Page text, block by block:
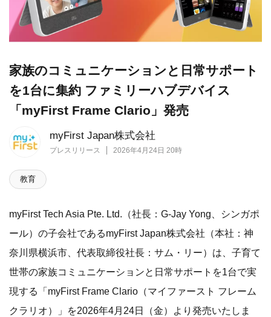
myFirst Japan株式会社
プレスリリース 2026年4月24日 20時
家族のコミュニケーションと日常サポート
を1台に集約 ファミリーハブデバイス
「myFirst Frame Clario」発売
教育
myFirst Tech Asia Pte. Ltd.（社長：G-Jay Yong、シンガポ
ール）の子会社であるmyFirst Japan株式会社（本社：神
奈川県横浜市、代表取締役社長：サム・リー）は、子育て
世帯の家族コミュニケーションと日常サポートを1台で実
現する「myFirst Frame Clario（マイファースト フレーム
クラリオ）」を2026年4月24日（金）より発売いたしま